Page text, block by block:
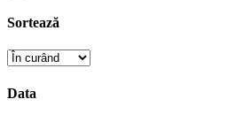
Sortează
Data